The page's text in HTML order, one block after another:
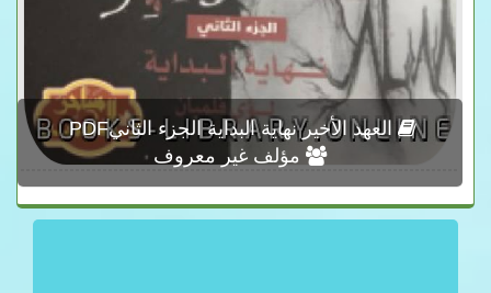
‎العهد الأخير نهاية البداية الجزء الثاني‎ PDF
مؤلف غير معروف